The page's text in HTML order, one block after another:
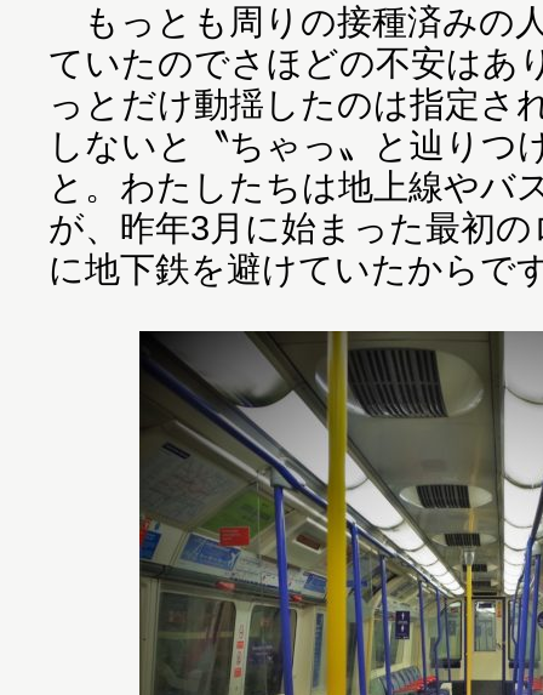
もっとも周りの接種済みの
ていたのでさほどの不安はあ
っとだけ動揺したのは指定さ
しないと〝ちゃっ〟と辿りつ
と。わたしたちは地上線やバ
が、昨年3月に始まった最初
に地下鉄を避けていたからで